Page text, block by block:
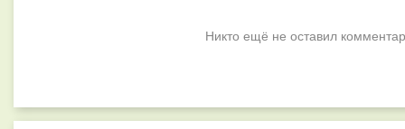
Никто ещё не оставил